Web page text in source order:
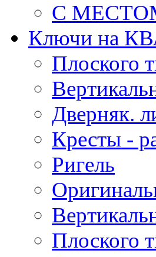
С
Ключи на
Плоского
Дверняк.
Кресты -
Ригель
Плоского